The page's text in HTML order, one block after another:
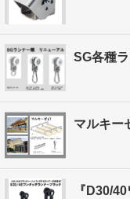
SG各種
マルキー